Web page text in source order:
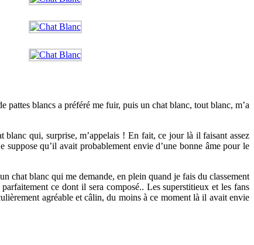
pattes blancs a préféré me fuir, puis un chat blanc, tout blanc, m’a
blanc qui, surprise, m’appelais ! En fait, ce jour là il faisant assez
qu’il avait probablement envie d’une bonne âme pour le
chat blanc qui me demande, en plein quand je fais du classement
ce dont il sera composé.. Les superstitieux et les fans
agréable et câlin, du moins à ce moment là il avait envie